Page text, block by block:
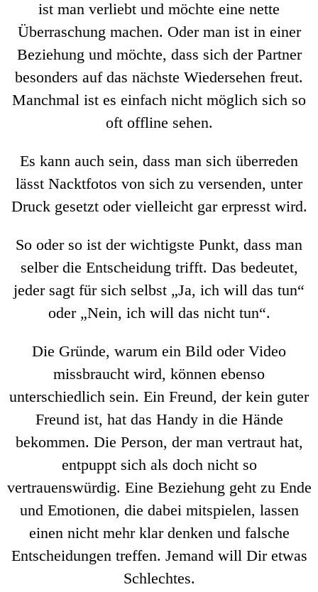
ist man verliebt und möchte eine nette
Überraschung machen. Oder man ist in einer
Beziehung und möchte, dass sich der Partner
besonders auf das nächste Wiedersehen freut.
Manchmal ist es einfach nicht möglich sich so
oft offline sehen.
Es kann auch sein, dass man sich überreden
lässt Nacktfotos von sich zu versenden, unter
Druck gesetzt oder vielleicht gar erpresst wird.
So oder so ist der wichtigste Punkt, dass man
selber die Entscheidung trifft. Das bedeutet,
jeder sagt für sich selbst „Ja, ich will das tun“
oder „Nein, ich will das nicht tun“.
Die Gründe, warum ein Bild oder Video
missbraucht wird, können ebenso
unterschiedlich sein. Ein Freund, der kein guter
Freund ist, hat das Handy in die Hände
bekommen. Die Person, der man vertraut hat,
entpuppt sich als doch nicht so
vertrauenswürdig. Eine Beziehung geht zu Ende
und Emotionen, die dabei mitspielen, lassen
einen nicht mehr klar denken und falsche
Entscheidungen treffen. Jemand will Dir etwas
Schlechtes.